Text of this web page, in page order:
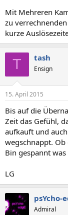
Mit Mehreren
zu
kurze
T tash
Ensign
15. April 2015
Bis auf die
Zeit das Gefühl,
aufkauft und
wegschnappt.
Bin gespannt
LG
psYcho-
Admiral